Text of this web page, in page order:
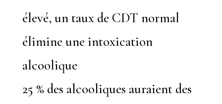
élevé, un taux de CDT normal
élimine une intoxication
alcoolique
25 % des alcooliques auraient des